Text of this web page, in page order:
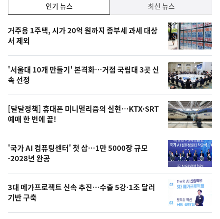
기,
최
신,
오
늘
의
영
상
오
의
사
진
인기 뉴스 최신 뉴스
인
기
뉴
스
거주용 1주택, 시가 20억 원까지 종부세 과세 대상
서 제외
'서울대 10개 만들기' 본격화…거점 국립대 3곳 신
속 선정
[달달정책] 휴대폰 미니멀리즘의 실현…KTX·SRT
예매 한 번에 끝!
'국가 AI 컴퓨팅센터' 첫 삽…1만 5000장 규모
·2028년 완공
3대 메가프로젝트 신속 추진…수출 5강·1조 달러
기반 구축